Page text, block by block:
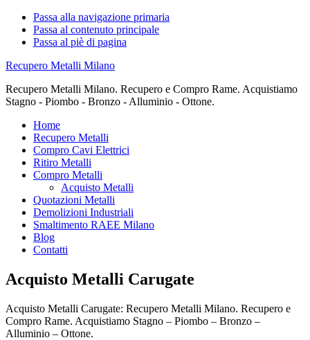
Passa alla navigazione primaria
Passa al contenuto principale
Passa al piè di pagina
Recupero Metalli Milano
Recupero Metalli Milano. Recupero e Compro Rame. Acquistiamo
Stagno - Piombo - Bronzo - Alluminio - Ottone.
Home
Recupero Metalli
Compro Cavi Elettrici
Ritiro Metalli
Compro Metalli
Acquisto Metalli
Quotazioni Metalli
Demolizioni Industriali
Smaltimento RAEE Milano
Blog
Contatti
Acquisto Metalli Carugate
Acquisto Metalli Carugate: Recupero Metalli Milano. Recupero e
Compro Rame. Acquistiamo Stagno – Piombo – Bronzo –
Alluminio – Ottone.